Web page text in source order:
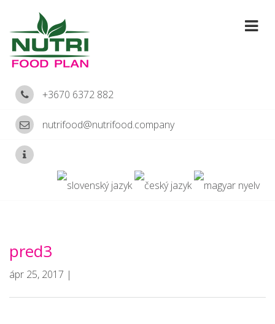
+3670 6372 882
nutrifood@nutrifood.company
pred3
ápr 25, 2017 |